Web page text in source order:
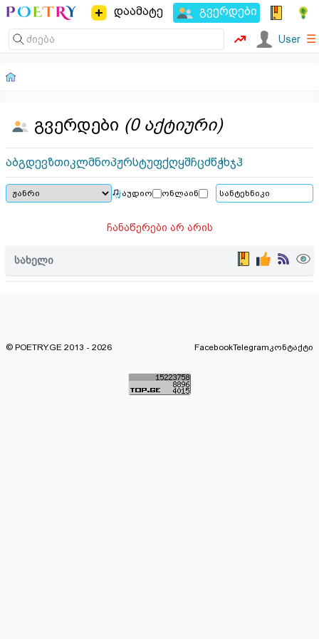
დაამატე გვერდები
User ☰
გვერდები (0 აქტიური)
აბგდევზთიკლმნოპჟრსტუფქღყშჩცძწჭხჯჰ
აუდიო ონლაინ
ჩანაწერები არ არის
სახელი
© POETRY.GE 2013 - 2026 FacebookTelegramკონტაქტი